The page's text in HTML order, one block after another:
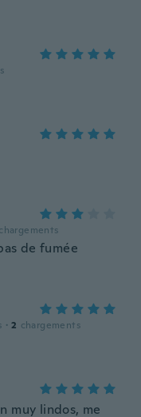
chargements
de fumée
· 2 chargements
muy lindos, me